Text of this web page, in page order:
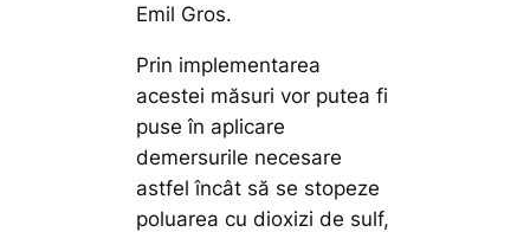
Emil Gros.
Prin implementarea
acestei măsuri vor putea fi
puse în aplicare
demersurile necesare
astfel încât să se stopeze
poluarea cu dioxizi de sulf,